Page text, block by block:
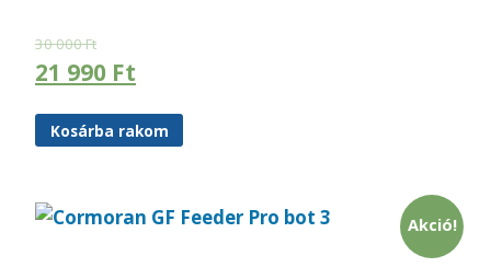
30 000Ft
21 990 Ft
Kosárba rakom
Akció!